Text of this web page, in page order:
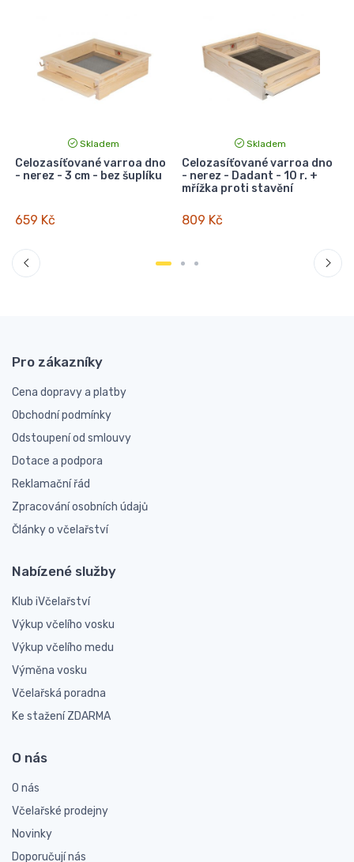
Skladem
Celozasíťované varroa dno
- nerez - 3 cm - bez šuplíku
659 Kč
Skladem
Celozasíťované varroa dno
- nerez - Dadant - 10 r. +
mřížka proti stavění
809 Kč
Pro zákazníky
Cena dopravy a platby
Obchodní podmínky
Odstoupení od smlouvy
Dotace a podpora
Reklamační řád
Zpracování osobních údajů
Články o včelařství
Nabízené služby
Klub iVčelařství
Výkup včelího vosku
Výkup včelího medu
Výměna vosku
Včelařská poradna
Ke stažení ZDARMA
O nás
O nás
Včelařské prodejny
Novinky
Doporučují nás